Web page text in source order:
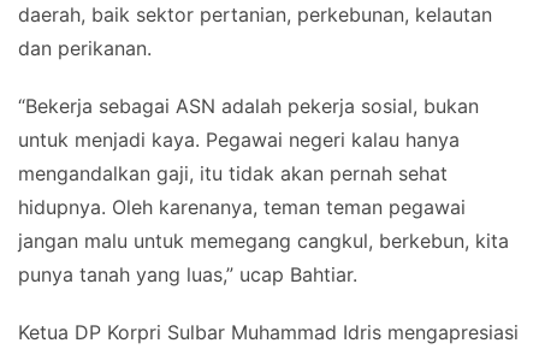
daerah, baik sektor pertanian, perkebunan, kelautan
dan perikanan.
“Bekerja sebagai ASN adalah pekerja sosial, bukan
untuk menjadi kaya. Pegawai negeri kalau hanya
mengandalkan gaji, itu tidak akan pernah sehat
hidupnya. Oleh karenanya, teman teman pegawai
jangan malu untuk memegang cangkul, berkebun, kita
punya tanah yang luas,” ucap Bahtiar.
Ketua DP Korpri Sulbar Muhammad Idris mengapresiasi